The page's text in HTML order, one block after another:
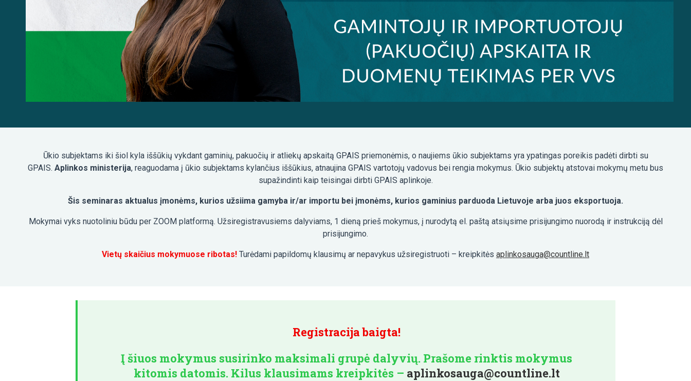
Ūkio subjektams iki šiol kyla iššūkių vykdant gaminių, pakuočių ir atliekų apskaitą GPAIS priemonėmis, o naujiems ūkio subjektams yra ypatingas poreikis padėti dirbti su
GPAIS. Aplinkos ministerija, reaguodama į ūkio subjektams kylančius iššūkius, atnaujina GPAIS vartotojų vadovus bei rengia mokymus. Ūkio subjektų atstovai mokymų metu bus
supažindinti kaip teisingai dirbti GPAIS aplinkoje.
Šis seminaras aktualus įmonėms, kurios užsiima gamyba ir/ar importu bei įmonėms, kurios gaminius parduoda Lietuvoje arba juos eksportuoja.
Mokymai vyks nuotoliniu būdu per ZOOM platformą. Užsiregistravusiems dalyviams, 1 dieną prieš mokymus, į nurodytą el. paštą atsiųsime prisijungimo nuorodą ir instrukciją dėl
prisijungimo.
Vietų skaičius mokymuose ribotas! Turėdami papildomų klausimų ar nepavykus užsiregistruoti – kreipkitės aplinkosauga@countline.lt
Registracija baigta!
Į šiuos mokymus susirinko maksimali grupė dalyvių. Prašome rinktis mokymus
kitomis datomis. Kilus klausimams kreipkitės – aplinkosauga@countline.lt